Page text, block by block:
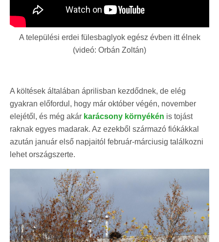
A települési erdei fülesbaglyok egész évben itt élnek
(videó: Orbán Zoltán)
A költések általában áprilisban kezdődnek, de elég
gyakran előfordul, hogy már október végén, november
elejétől, és még akár karácsony környékén is tojást
raknak egyes madarak. Az ezekből származó fiókákkal
azután január első napjaitól február-márciusig találkozni
lehet országszerte.